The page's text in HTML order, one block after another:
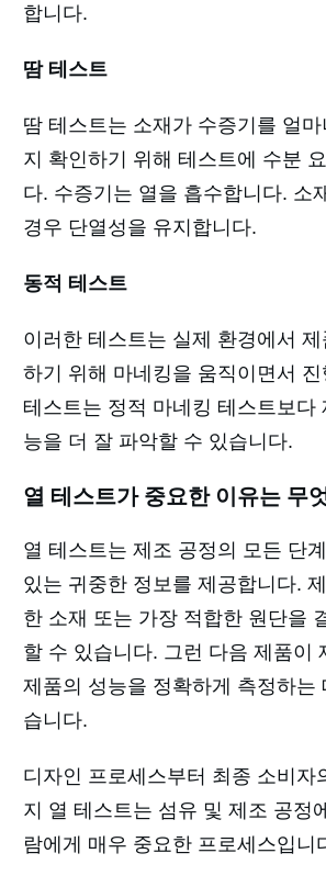
합니다.
땀 테스트
땀 테스트는 소재가 수증기를 얼
지 확인하기 위해 테스트에 수분
다. 수증기는 열을 흡수합니다. 소
경우 단열성을 유지합니다.
동적 테스트
이러한 테스트는 실제 환경에서
하기 위해 마네킹을 움직이면서
테스트는 정적 마네킹 테스트보다
능을 더 잘 파악할 수 있습니다.
열 테스트가 중요한 이유는 무
열 테스트는 제조 공정의 모든 단
있는 귀중한 정보를 제공합니다.
한 소재 또는 가장 적합한 원단을
할 수 있습니다. 그런 다음 제품이
제품의 성능을 정확하게 측정하는
습니다.
디자인 프로세스부터 최종 소비자
지 열 테스트는 섬유 및 제조 공정
람에게 매우 중요한 프로세스입니